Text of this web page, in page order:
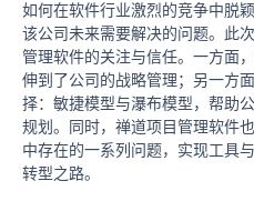
如何在软件行业激烈的竞争中脱
该公司未来需要解决的问题。此
管理软件的关注与信任。一方面
伸到了公司的战略管理；另一方
择：敏捷模型与瀑布模型，帮助
规划。同时，禅道项目管理软件
中存在的一系列问题，实现工具
转型之路。